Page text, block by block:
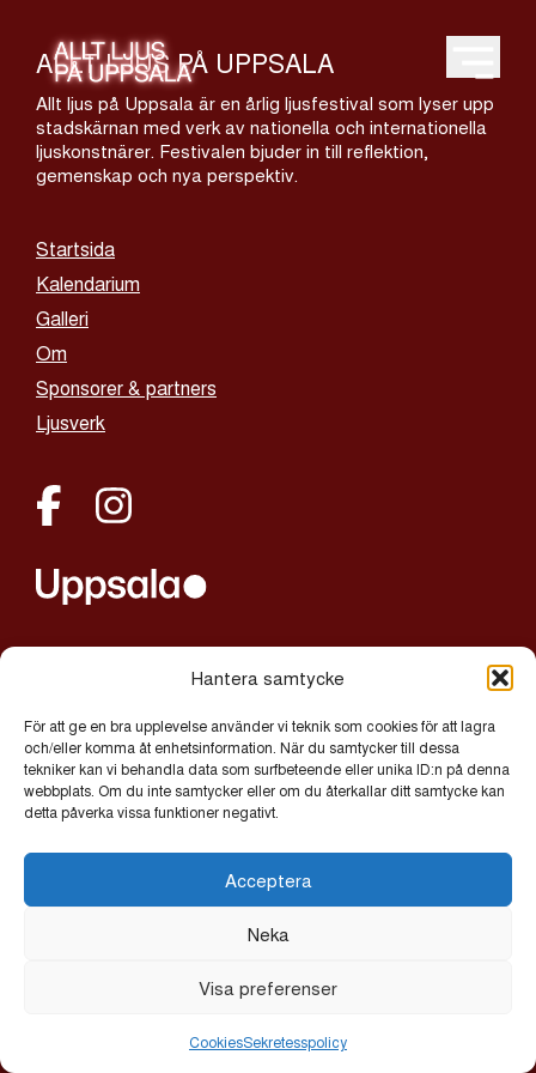
Hantera samtycke
För att ge en bra upplevelse använder vi teknik som cookies för att lagra
och/eller komma åt enhetsinformation. När du samtycker till dessa
tekniker kan vi behandla data som surfbeteende eller unika ID:n på denna
webbplats. Om du inte samtycker eller om du återkallar ditt samtycke kan
detta påverka vissa funktioner negativt.
Acceptera
Neka
Visa preferenser
CookiesSekretesspolicy
Open
ALLT LJUS PÅ UPPSALA
Allt ljus på Uppsala är en årlig ljusfestival som lyser upp
stadskärnan med verk av nationella och internationella
ljuskonstnärer. Festivalen bjuder in till reflektion,
gemenskap och nya perspektiv.
Startsida
Kalendarium
Galleri
Om
Sponsorer & partners
Ljusverk
alltljuspauppsala@uppsala.se
Integritetspolicy
Cookies
© 2026 Allt Ljus på Uppsala | Exor IT Byrå AB